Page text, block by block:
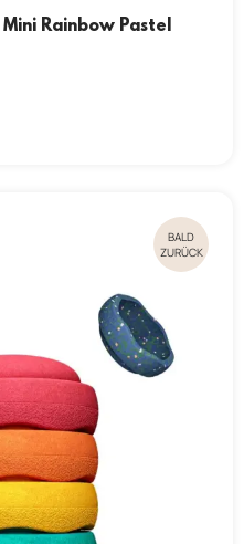
Rainbow Pastel
BALD
ZURÜCK